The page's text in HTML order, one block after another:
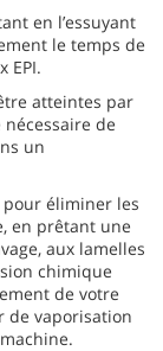
en l’essuyant
le temps de
EPI.
atteintes par
de
un
pour éliminer les
en prêtant une
aux lamelles
chimique
de votre
de vaporisation